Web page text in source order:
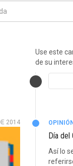
Use este
de su
2014 OPINIÓN
Día del
Así lo